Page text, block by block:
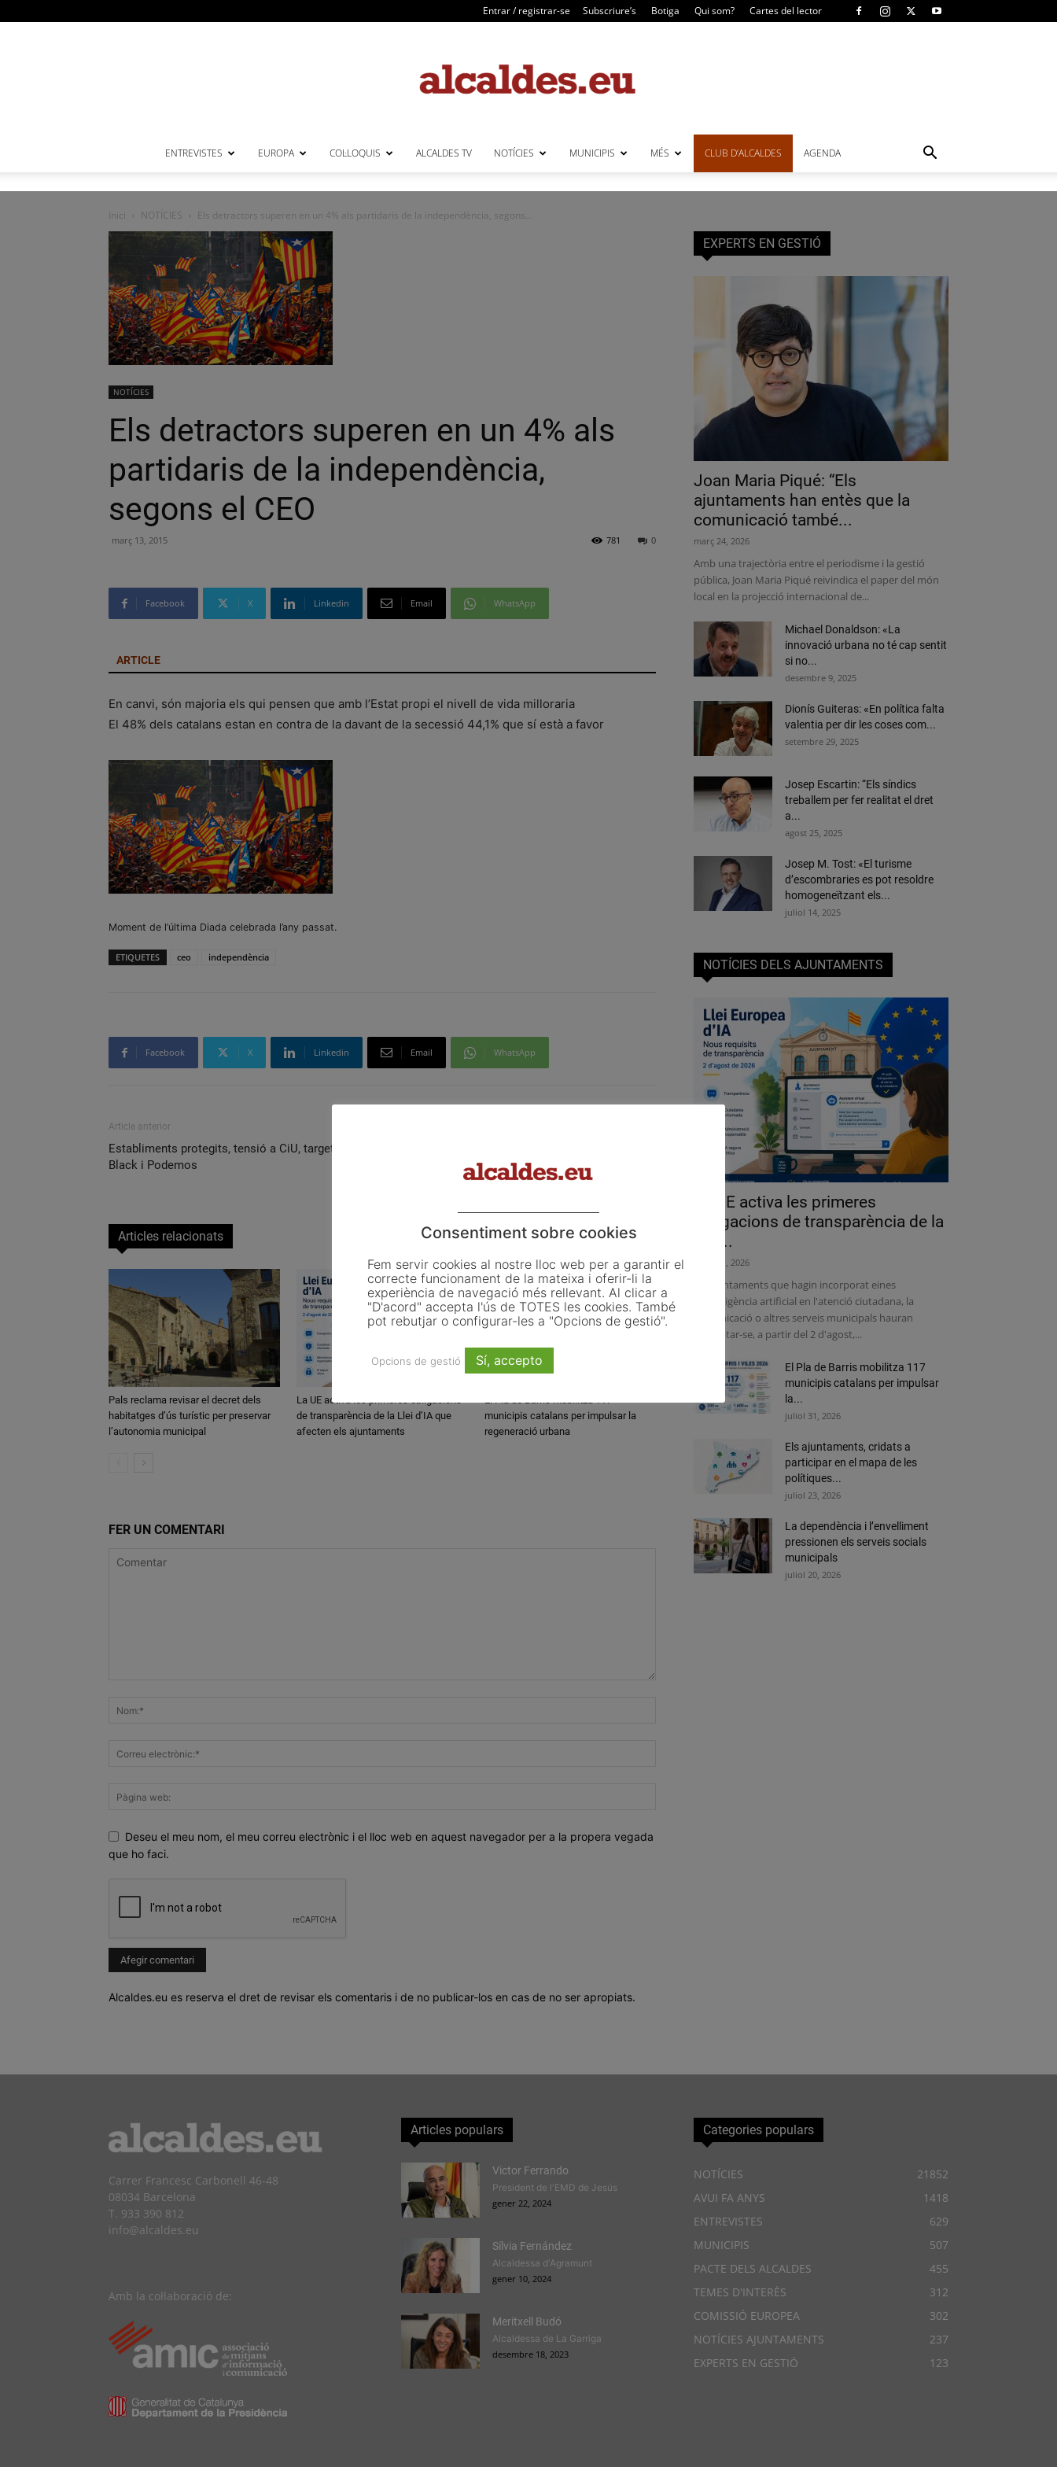
Entrar / registrar-se Subscriure’s Botiga Qui som? Cartes del lector
ENTREVISTES EUROPA COL·LOQUIS ALCALDES TV NOTÍCIES MUNICIPIS MÉS CLUB D’ALCALDES AGENDA
Inici NOTÍCIES Els detractors superen en un 4% als partidaris de la independència, segons...
NOTÍCIES
Els detractors superen en un 4% als
partidaris de la independència,
segons el CEO
març 13, 2015 0
781
Facebook X Linkedin Email WhatsApp
ARTICLE
En canvi, són majoria els qui pensen que amb l’Estat propi el nivell de vida milloraria
El 48% dels catalans estan en contra de la davant de la secessió 44,1% que sí està a favor
Moment de l’última Diada celebrada l’any passat.
ETIQUETES ceo independència
Facebook X Linkedin Email WhatsApp
Article anterior
Establiments protegits, tensió a CiU, targetes
Black i Podemos
finançament alternatiu de projectes
empresarials
Articles relacionats
Pals reclama revisar el decret dels
habitatges d’ús turístic per preservar
l’autonomia municipal
La UE activa les primeres obligacions
de transparència de la Llei d’IA que
afecten els ajuntaments
El Pla de Barris mobilitza 117
municipis catalans per impulsar la
regeneració urbana
FER UN COMENTARI
Deseu el meu nom, el meu correu electrònic i el lloc web en aquest navegador per a la propera vegada
que ho faci.
Alcaldes.eu es reserva el dret de revisar els comentaris i de no publicar-los en cas de no ser apropiats.
EXPERTS EN GESTIÓ
Joan Maria Piqué: “Els
ajuntaments han entès que la
comunicació també...
març 24, 2026
Amb una trajectòria entre el periodisme i la gestió
pública, Joan Maria Piqué reivindica el paper del món
local en la projecció internacional de...
Michael Donaldson: «La
innovació urbana no té cap sentit
si no...
desembre 9, 2025
Dionís Guiteras: «En política falta
valentia per dir les coses com...
setembre 29, 2025
Josep Escartin: “Els síndics
treballem per fer realitat el dret
a...
agost 25, 2025
Josep M. Tost: «El turisme
d’escombraries es pot resoldre
homogeneïtzant els...
juliol 14, 2025
NOTÍCIES DELS AJUNTAMENTS
La UE activa les primeres
obligacions de transparència de la
Llei...
juliol 31, 2026
Els ajuntaments que hagin incorporat eines
d'intel·ligència artificial en l'atenció ciutadana, la
comunicació o altres serveis municipals hauran
d'adaptar-se, a partir del 2 d'agost,...
El Pla de Barris mobilitza 117
municipis catalans per impulsar
la...
juliol 31, 2026
Els ajuntaments, cridats a
participar en el mapa de les
polítiques...
juliol 23, 2026
La dependència i l’envelliment
pressionen els serveis socials
municipals
juliol 20, 2026
Carrer Francesc Carbonell 46-48
08034 Barcelona
T. 933 390 812
info@alcaldes.eu
Amb la col·laboració de:
Articles populars
Victor Ferrando
President de l'EMD de Jesús
gener 22, 2024
Sílvia Fernández
Alcaldessa d'Agramunt
gener 10, 2024
Meritxell Budó
Alcaldessa de La Garriga
desembre 18, 2023
Categories populars
NOTÍCIES
21852
AVUI FA ANYS
1418
ENTREVISTES
629
MUNICIPIS
507
PACTE DELS ALCALDES
455
TEMES D'INTERÈS
312
COMISSIÓ EUROPEA
302
NOTÍCIES AJUNTAMENTS
237
EXPERTS EN GESTIÓ
123
Consentiment sobre cookies
Fem servir cookies al nostre lloc web per a garantir el
correcte funcionament de la mateixa i oferir-li la
experiència de navegació més rellevant. Al clicar a
"D'acord" accepta l'ús de TOTES les cookies. També
pot rebutjar o configurar-les a "Opcions de gestió".
Opcions de gestió Sí, accepto